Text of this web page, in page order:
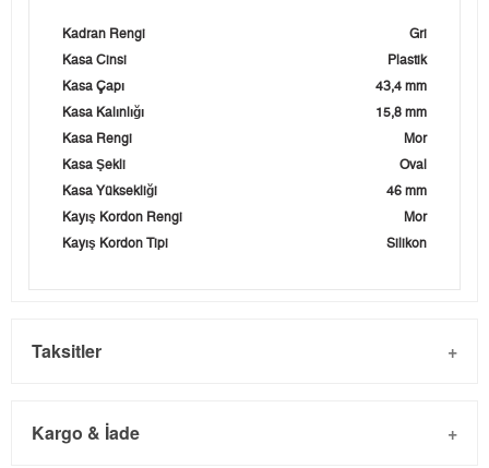
Kadran Rengi
Gri
Kasa Cinsi
Plastik
Kasa Çapı
43,4 mm
Kasa Kalınlığı
15,8 mm
Kasa Rengi
Mor
Kasa Şekli
Oval
Kasa Yüksekliği
46 mm
Kayış Kordon Rengi
Mor
Kayış Kordon Tipi
Silikon
Taksitler
Kargo & İade